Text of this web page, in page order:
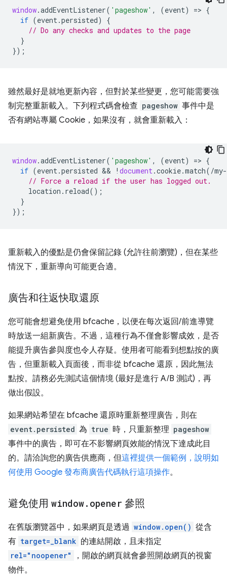
window.addEventListener( 'pageshow' , (event) => {
if (event.persisted)
{
// Do any checks and updates to the page
}
});
雖然最好是就地更新內容，但對於某些變更，您可能需要強
制完整重新載入。下列程式碼會檢查 pageshow 事件中是
否有網站專屬 Cookie，如果沒有，就會重新載入：
window.addEventListener( 'pageshow' , (event) => {
if (event.persisted && ! document.cookie.match( /
// Force a reload if the user has logged out.
location . reload();
}
});
重新載入的優點是仍會保留記錄 (允許往前瀏覽)，但在某些
情況下，重新導向可能更合適。
廣告和往返快取還原
您可能會想避免使用 bfcache，以便在每次返回/前進導覽
時放送一組新廣告。不過，這種行為不僅會影響成效，是否
能提升廣告參與度也令人存疑。使用者可能看到想點按的廣
告，但重新載入頁面後，而非從 bfcache 還原，因此無法
點按。請務必先測試這個情境 (最好是進行 A/B 測試)，再
做出假設。
如果網站希望在 bfcache 還原時重新整理廣告，則在
event.persisted 為 true 時，只重新整理 pageshow
事件中的廣告，即可在不影響網頁效能的情況下達成此目
的。請洽詢您的廣告供應商，但這裡提供一個範例，說明如
何使用 Google 發布商廣告代碼執行這項操作。
避免使用 window. opener 參照
在舊版瀏覽器中，如果網頁是透過 window.open() 從含
有 target=_blank 的連結開啟，且未指定
rel="noopener"
，開啟的網頁就會參照開啟網頁的視窗
物件。